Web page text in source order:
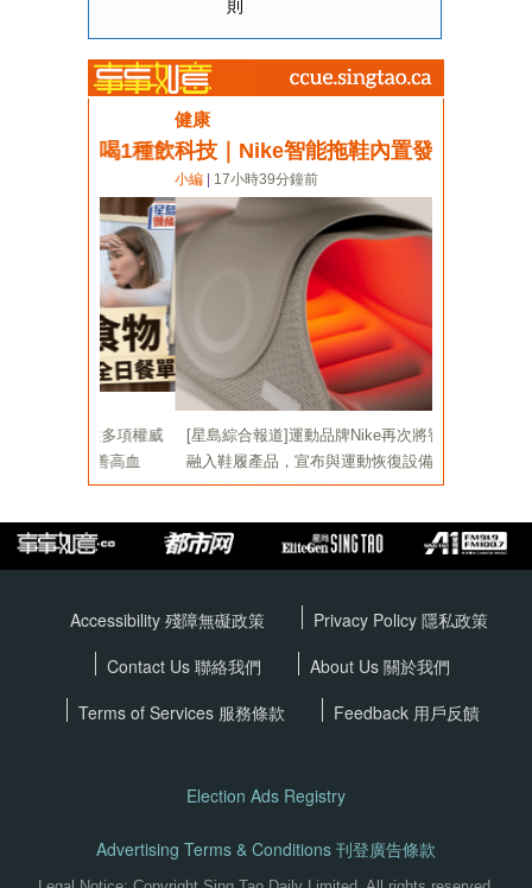
Accessibility 殘障無礙政策 Privacy Policy 隱私政策
Contact Us 聯絡我們
About Us 關於我們
Terms of Services 服務條款 Feedback 用戶反饋
Election Ads Registry
Advertising Terms & Conditions 刊登廣告條款